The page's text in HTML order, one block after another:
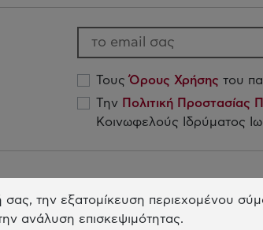
ΤουςΌρους Χρήσης του
Την Πολιτική
Κοινωφελούς Ιδρύματος
Η
την εξατομίκευση περιεχομένου
ανάλυση επισκεψιμότητας.